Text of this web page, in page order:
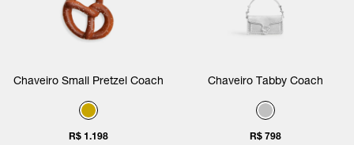
Chaveiro Small Pretzel Coach
R$ 1.198
Chaveiro Tabby Coach
R$ 798